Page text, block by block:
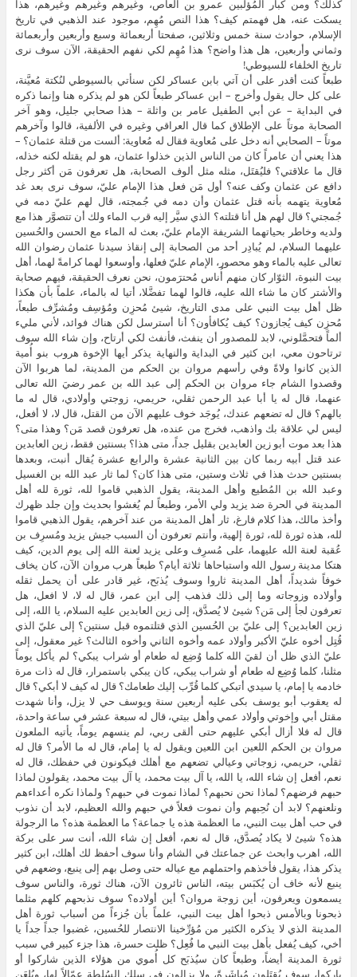
كذلك؟ ومن كبار المُؤلِّبين عمرو بن العاص، وغيرهم وغيرهم وغيرهم، هذا
يسكت عنه، هل فهمتم كيف؟ هذا النص مُهِم، موجود عند الذهبي في تاريخ
الإسلام، حوادث سنة خمس وثلاثين، صفحتا أربعمائة وسبع وأربعين وأربعمائة
وثماني وأربعين، هل هذا واضح؟ هذا مُهِم لكي نفهم الحقيقة، الآن سوف نرى
تاريخ الخلفاء للسيوطي!
طبعاً كنت أقدر على أن آتي بابن عساكر لكن سنأتي بالسيوطي لنُكتة مُعيَّنة،
على كل حال يقول وأخرج – ابن عساكر طبعاً لكن هو لم يذكره هنا وإنما ذكره
في البداية – عن أبي الطفيل عامر بن واثلة – هذا صحابي جليل، وهو آخر
الصحابة موتاً على الإطلاق كما قال العراقي وغيره في الألفية، قالوا وآخرهم
موتاً – الصحابي أنه دخل على مُعاوية فقال له مُعاوية: ألست من قتلة عثمان؟ –
هذا يعني أن عامراً كان من الناس الذين خذلوا عثمان، هو لم يقتله لكنه خذله،
قال ما علاقتي؟ فليُقتَل، مثله مثل ألوف الصحابة، هل تعرفون مَن أكثر رجل
دافع عن عثمان وكف عنه؟ أول مَن فعل هذا الإمام عليّ، سوف نرى بعد غد
مُعاوية يتهمه بأنه قتل عثمان وأن دمه في جُمجته، قال لهم عليّ دمه في
جُمجتي؟ قال لهم هل أنا قتلته؟ الذي سيَّر إليه قرب الماء ولك أن تتصوَّر هذا مع
ولديه وخاطر بحياتهما الشريفة الإمام عليّ، بعث له الماء مع الحسن والحُسين
عليهما السلام، لم يُبادِر أحد من الصحابة إلى إنقاذ سيدنا عثمان رضوان الله
تعالى عليه بالماء وهو محصور، الإمام عليّ فعلها، وأوسعوا لهما كرامةً لهما، أهل
بيت النبوة، الثوّار كان منهم أُناس مُحترَمون، نحن نعرف الحقيقة، فيهم صحابة
والأشتر كان ما شاء الله عليه، قالوا لهما تفضَّلا، أتيا له بالماء، علماً بأن هكذا
ظل أهل بيت النبي على مدى التاريخ، شيئ مُحزِن ومُؤسِف ومُشرِّف طبعاً،
مُحزِن كيف يُجازون؟ كيف يُكافأون؟ أنا أسترسل لكن هناك فوائد، لأني مليء
ألماً فتحمَّلوني، لابد للمصدور أن ينفث، فأنفث لكي أرتاح، وإن شاء الله سوف
ترتاحون معي، ابن كثير في البداية والنهاية يذكر أيها الإخوة هروب بنو أُمية
الذين كانوا ولاةً وفي رأسهم مروان بن الحكم من المدينة، لما هربوا الآن
وقصدوا الشام جاء مروان بن الحكم إلى عبد الله بن عمر رضيَ الله تعالى
عنهما، قال له يا أبا عبد الرحمن ثقلي، حريمي، زوجتي وأولادي، قال له ما
بالهم؟ قال له تضعهم عندك، يُوجَد خوف عليهم الآن من القتل، قال لا، لا أفعل،
ليس لي علاقة بك واذهب، فخرج من عنده، هل تعرفون قصد مَن؟ وهذا متى؟
هذا بعد موت أبو زين العابدين بقليل جداً، متى هذا؟ بسنتين فقط، زين العابدين
عند قتل أبيه ربما كان بين الثانية عشرة والرابع عشرة يُقال أنبت، وبعدها
بسنتين حدث هذا في ثلاث وستين، متى هذا كان؟ لما ثار عبد الله بن الغسيل
وعبد الله بن المُطيع وأهل المدينة، يقول الذهبي قاموا لله، ثورة لله أهل
المدينة في الحرة ضد يزيد ولي الأمر، وطبعاً لم يُغشوا بحديث وإن جلد ظهرك
وأخذ مالك، هذا كلام فارغ، ثار أهل المدينة من عند آخرهم، يقول الذهبي قاموا
لله، هذه ثورة لله، ثورة إلهية، وأنتم تعرفون أن السبب جيش يزيد ومُسرِف بن
عُقبة لعنة الله عليهما، على مُسرِف وعلى يزيد لعنة الله إلى يوم الدين، كيف
هتكا مدينة رسول الله واستباحاها ثلاثة أيام؟ طبعاً هرب مروان الآن، كان يخاف
خوفاً شديداً، أهل المدينة ثاروا وسوف يُذبَح، غير قادر على أن يحمل ثقله
وأولاده وزوجاته وما إلى ذلك فذهب إلى ابن عمر، قال له لا، لا افعل، هل
تعرفون لجأ إلى مَن؟ شيئ لا يُصدَّق، إلى زين العابدين عليه السلام، يا الله، إلى
زين العابدين؟ إلى عليّ بن الحُسين الذي قتلتموه قبل سنتين؟ إلى عليّ الذي
قُتِل أخوه عليّ الأكبر وأولاد عمه وأخوه الثاني وأخوه الثالث؟ غير معقول، إلى
عليّ الذي ظل أن لقيَ الله كلما وُضِع له طعام أو شراب يبكي؟ لم يأكل يوماً
مثلنا، كلما وُضِع له طعام أو شراب يبكي، كان يبكي باستمرار، قال له ذات مرة
خادمه يا إمام، يا سيدي أتبكي كلما قُرِّب إليك طعامك؟ قال له كيف لا أبكي؟ قال
له يعقوب أبو يوسف بكى عليه أربعين سنة ويوسف حي لا يزل، وأنا شهدت
مقتل أبي وإخوتي وأولاد عمي وأهل بيتي، قال له سبعة عشر في ساعة واحدة،
قال له فلا أزال أبكي عليهم حتى ألقى ربي، لم ينسهم يوماً، يأتيه الملعون
مروان بن الحكم اللعين ابن اللعين ويقول له يا إمام، قال له ما الأمر؟ قال له
ثقلي، حريمي، زوجاتي وعيالي تضعهم مع أهلك فيكونون في حفظك، قال له
نعم، أفعل إن شاء الله، يا الله، يا آل بيت محمد، يا آل بيت محمد، يقولون لماذا
حبهم فرضهم؟ لماذا نحن نحبهم؟ لماذا نموت في حبهم؟ ولماذا نكره أعداءهم
ونلعنهم؟ لابد أن نُحِبهم وأن نموت فعلاً في حبهم والله العظيم، لابد أن نذوب
في حب أهل بيت النبي، ما العظمة هذه يا جماعة؟ ما العظمة هذه؟ ما الرجولة
هذه؟ شيئ لا يكاد يُصدَّق، قال له نعم، أفعل إن شاء الله، أنت سر على بركة
الله، اهرب وابحث عن جماعتك في الشام وأنا سوف أحفظ لك أهلك، ابن كثير
يذكر هذا، يقول فأخذهم واحتملهم مع عياله حتى وصل بهم إلى ينبع، وضعهم في
ينبع لأنه خاف أن يُكبَس بيته، الناس ثائرون الآن، هناك ثورة، والناس سوف
يسمعون ويعرفون، أين زوجة مروان؟ أين أولاده؟ سوف نذبحهم كلهم مثلما
ذبحونا وبالأمس ذبحوا أهل بيت النبي، علماً بأن جُزءاً من أسباب ثورة أهل
المدينة الذي لا يذكره الكثير من مُؤرِّخينا الانتصار للحُسين، غضبوا جداً جداً يا
أخي، كيف يُفعل بأهل بيت النبي ما فُعِل؟ ظلت حسرة، هذا جزء كبير في سبب
ثورة المدينة أيضاً، وطبعاً كان سيُذبَح كل أُموي من هؤلاء الذين شاركوا أو
باركوا، سوف يُقتَلون مُباشَرةً، ولا يزالون في سلك السُلطة عمّالاً لها، ويُلعَن